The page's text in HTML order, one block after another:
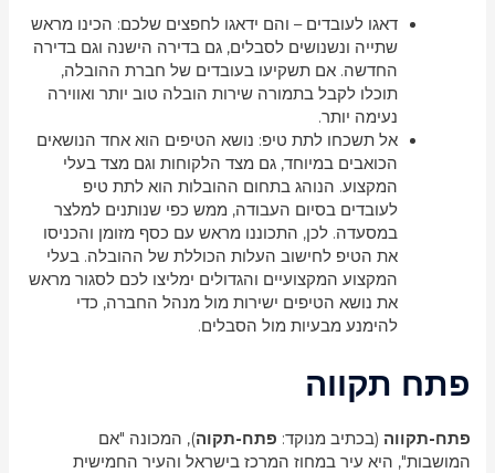
דאגו לעובדים – והם ידאגו לחפצים שלכם: הכינו מראש
שתייה ונשנושים לסבלים, גם בדירה הישנה וגם בדירה
החדשה. אם תשקיעו בעובדים של חברת ההובלה,
תוכלו לקבל בתמורה שירות הובלה טוב יותר ואווירה
נעימה יותר.
אל תשכחו לתת טיפ: נושא הטיפים הוא אחד הנושאים
הכואבים במיוחד, גם מצד הלקוחות וגם מצד בעלי
המקצוע. הנוהג בתחום ההובלות הוא לתת טיפ
לעובדים בסיום העבודה, ממש כפי שנותנים למלצר
במסעדה. לכן, התכוננו מראש עם כסף מזומן והכניסו
את הטיפ לחישוב העלות הכוללת של ההובלה. בעלי
המקצוע המקצועיים והגדולים ימליצו לכם לסגור מראש
את נושא הטיפים ישירות מול מנהל החברה, כדי
להימנע מבעיות מול הסבלים.
פתח תקווה
פתח-תקווה (בכתיב מנוקד: פתח-תקוה), המכונה "אם
המושבות", היא עיר במחוז המרכז בישראל והעיר החמישית